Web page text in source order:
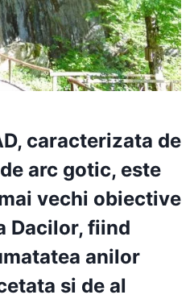
, caracterizata de
arc gotic, este
vechi obiective
Dacilor, fiind
anilor
si de al